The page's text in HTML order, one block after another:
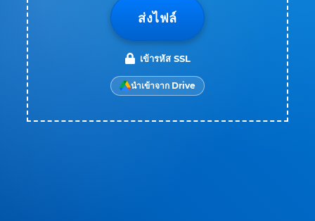
ส่งไฟล์
เข้ารหัส SSL
นำเข้าจาก Drive